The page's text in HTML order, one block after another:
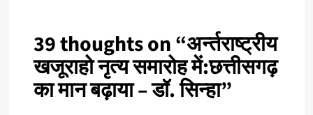
39 thoughts on “अर्न्तराष्ट्रीय
खजूराहो नृत्य समारोह में:छत्तीसगढ़
का मान बढ़ाया – डॉ. सिन्हा”